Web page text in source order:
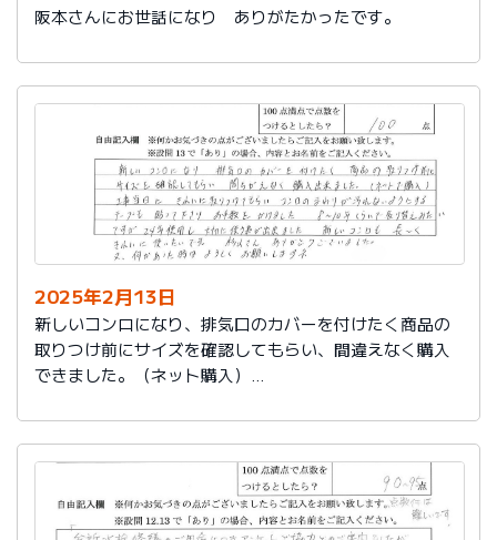
阪本さんにお世話になり ありがたかったです。
2025年2月13日
新しいコンロになり、排気口のカバーを付けたく商品の
取りつけ前にサイズを確認してもらい、間違えなく購入
できました。（ネット購入）
汚れないようにするテープも貼って下さりお手数をかけ
ました。
８～10年くらいで取り替えみたいですが、24年使用し大
切に使う事が出来ました。新しいコンロも長～くきれい
に使いたいです。杉山さん、ありがとうございました。